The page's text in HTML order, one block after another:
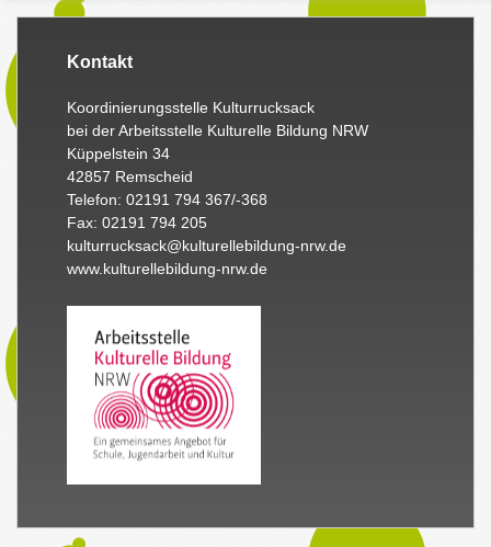
Kontakt
Koordinierungsstelle Kulturrucksack
bei der Arbeitsstelle Kulturelle Bildung NRW
Küppelstein 34
42857 Remscheid
Telefon: 02191 794 367/-368
Fax: 02191 794 205
kulturrucksack@kulturellebildung-nrw.de
www.kulturellebildung-nrw.de